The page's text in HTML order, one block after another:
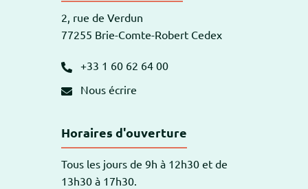
2, rue de Verdun
77255 Brie-Comte-Robert Cedex
+33 1 60 62 64 00
Nous écrire
Horaires d'ouverture
Tous les jours de 9h à 12h30 et de
13h30 à 17h30.